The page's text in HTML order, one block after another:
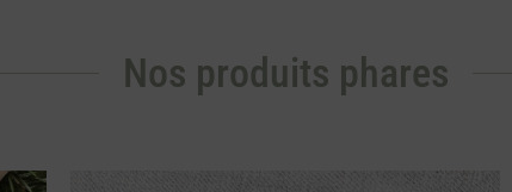
Nos produits phares